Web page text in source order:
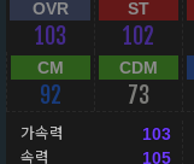
OVR
103
ST
102
CM
92
CDM
73
가속력 103
속력 105